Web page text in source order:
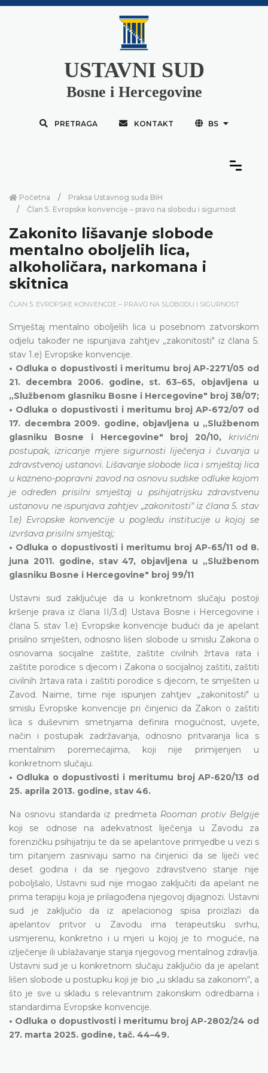
USTAVNI SUD
Bosne i Hercegovine
PRETRAGA KONTAKT BS
Početna
Praksa Ustavnog suda BiH
Član 5. Evropske konvencije – pravo na slobodu i sigurnost
Zakonito lišavanje slobode
mentalno oboljelih lica,
alkoholičara, narkomana i
skitnica
ČLAN 5. EVROPSKE KONVENCIJE – PRAVO NA SLOBODU I SIGURNOST
Smještaj mentalno oboljelih lica u posebnom zatvorskom
odjelu također ne ispunjava zahtjev „zakonitosti" iz člana 5.
stav 1.e) Evropske konvencije.
• Odluka o dopustivosti i meritumu broj AP-2271/05 od
21. decembra 2006. godine, st. 63–65, objavljena u
„Službenom glasniku Bosne i Hercegovine" broj 38/07;
• Odluka o dopustivosti i meritumu broj AP-672/07 od
17. decembra 2009. godine, objavljena u „Službenom
glasniku Bosne i Hercegovine" broj 20/10, krivični
postupak, izricanje mjere sigurnosti liječenja i čuvanja u
zdravstvenoj ustanovi. Lišavanje slobode lica i smještaj lica
u kazneno-popravni zavod na osnovu sudske odluke kojom
je određen prisilni smještaj u psihijatrijsku zdravstvenu
ustanovu ne ispunjava zahtjev „zakonitosti" iz člana 5. stav
1.e) Evropske konvencije u pogledu institucije u kojoj se
izvršava prisilni smještaj;
• Odluka o dopustivosti i meritumu broj AP-65/11 od 8.
juna 2011. godine, stav 47, objavljena u „Službenom
glasniku Bosne i Hercegovine" broj 99/11
Ustavni sud zaključuje da u konkretnom slučaju postoji
kršenje prava iz člana II/3.d) Ustava Bosne i Hercegovine i
člana 5. stav 1.e) Evropske konvencije budući da je apelant
prisilno smješten, odnosno lišen slobode u smislu Zakona o
osnovama socijalne zaštite, zaštite civilnih žrtava rata i
zaštite porodice s djecom i Zakona o socijalnoj zaštiti, zaštiti
civilnih žrtava rata i zaštiti porodice s djecom, te smješten u
Zavod. Naime, time nije ispunjen zahtjev „zakonitosti" u
smislu Evropske konvencije pri činjenici da Zakon o zaštiti
lica s duševnim smetnjama definira mogućnost, uvjete,
način i postupak zadržavanja, odnosno pritvaranja lica s
mentalnim poremećajima, koji nije primijenjen u
konkretnom slučaju.
• Odluka o dopustivosti i meritumu broj AP-620/13 od
25. aprila 2013. godine, stav 46.
Na osnovu standarda iz predmeta Rooman protiv Belgije
koji se odnose na adekvatnost liječenja u Zavodu za
forenzičku psihijatriju te da se apelantove primjedbe u vezi s
tim pitanjem zasnivaju samo na činjenici da se liječi već
deset godina i da se njegovo zdravstveno stanje nije
poboljšalo, Ustavni sud nije mogao zaključiti da apelant ne
prima terapiju koja je prilagođena njegovoj dijagnozi. Ustavni
sud je zaključio da iz apelacionog spisa proizlazi da
apelantov pritvor u Zavodu ima terapeutsku svrhu,
usmjerenu, konkretno i u mjeri u kojoj je to moguće, na
izlječenje ili ublažavanje stanja njegovog mentalnog zdravlja.
Ustavni sud je u konkretnom slučaju zaključio da je apelant
lišen slobode u postupku koji je bio „u skladu sa zakonom“, a
što je sve u skladu s relevantnim zakonskim odredbama i
standardima Evropske konvencije.
• Odluka o dopustivosti i meritumu broj AP-2802/24 od
27. marta 2025. godine, tač. 44–49.